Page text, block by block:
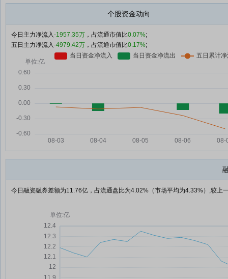
个股资金动向
今日主力净流入-1957.35万 ，占流通市值比0.07%;
五日主力净流入-4979.42万 ，占流通市值比0.17%;
今日融资融券差额为11.76亿，占流通盘比为4.02%（市场平均为4.33%）,较上